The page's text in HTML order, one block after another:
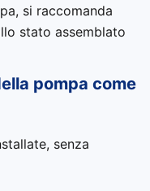
si raccomanda
stato assemblato
pompa come
senza